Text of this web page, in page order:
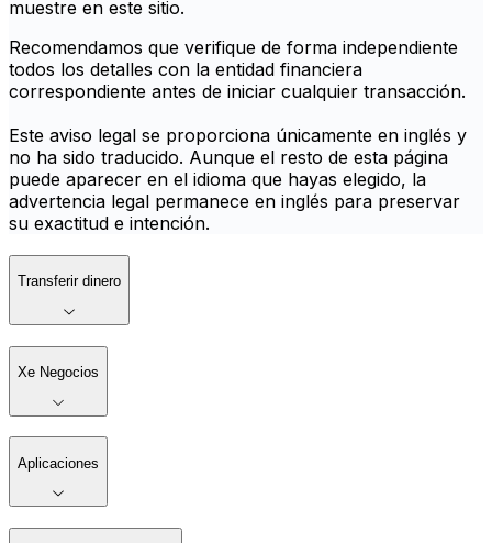
muestre en este sitio.
Recomendamos que verifique de forma independiente
todos los detalles con la entidad financiera
correspondiente antes de iniciar cualquier transacción.
Este aviso legal se proporciona únicamente en inglés y
no ha sido traducido. Aunque el resto de esta página
puede aparecer en el idioma que hayas elegido, la
advertencia legal permanece en inglés para preservar
su exactitud e intención.
Transferir dinero
Xe Negocios
Aplicaciones